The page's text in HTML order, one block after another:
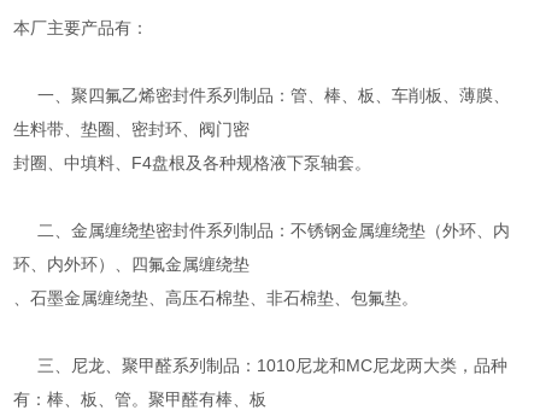
本厂主要产品有：
一、聚四氟乙烯密封件系列制品：管、棒、板、车削板、薄膜、
生料带、垫圈、密封环、阀门密
封圈、中填料、F4盘根及各种规格液下泵轴套。
二、金属缠绕垫密封件系列制品：不锈钢金属缠绕垫（外环、内
环、内外环）、四氟金属缠绕垫
、石墨金属缠绕垫、高压石棉垫、非石棉垫、包氟垫。
三、尼龙、聚甲醛系列制品：1010尼龙和MC尼龙两大类，品种
有：棒、板、管。聚甲醛有棒、板